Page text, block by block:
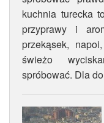
kuchnia turecka
przyprawy i
przekąsek,
świeżo
spróbować. Dla